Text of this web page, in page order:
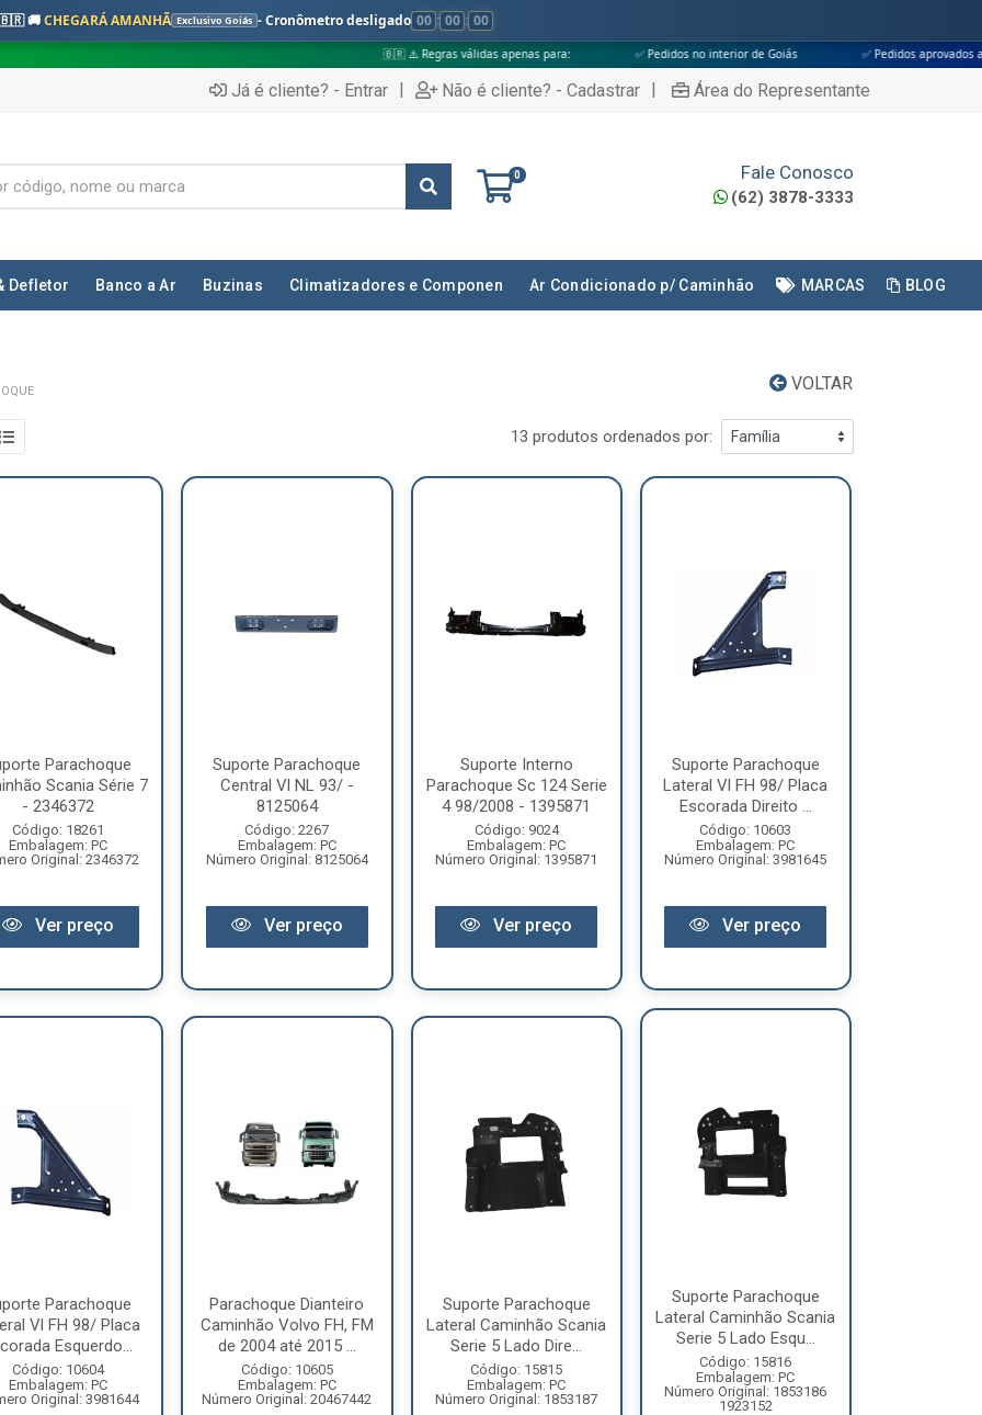
🚚CHEGARÁ AMANHÃ Exclusivo Goiás - Cronômetro desligado 00 : 00 : 00
🇧🇷 ⚠️ Regras válidas apenas para: ✅ Pedidos no interior de Goiás ✅ Pedidos aprovados até às 18h
Já é cliente? - Entrar | Não é cliente? - Cadastrar | Área do Representante
0 Fale Conosco
(62) 3878-3333
Defletor Banco a Ar Buzinas Climatizadores e Componen Ar Condicionado p/ Caminhão MARCAS BLOG
VOLTAR
13 produtos ordenados por:
Parachoque
Scania Série 7
- 2346372
Código: 18261
Embalagem: PC
Original: 2346372
Ver preço
Suporte Parachoque
Central Vl NL 93/ -
8125064
Código: 2267
Embalagem: PC
Número Original: 8125064
Ver preço
Suporte Interno
Parachoque Sc 124 Serie
4 98/2008 - 1395871
Código: 9024
Embalagem: PC
Número Original: 1395871
Ver preço
Suporte Parachoque
Lateral Vl FH 98/ Placa
Escorada Direito ...
Código: 10603
Embalagem: PC
Número Original: 3981645
Ver preço
Parachoque
Vl FH 98/ Placa
Esquerdo...
Código: 10604
Embalagem: PC
Original: 3981644
Parachoque Dianteiro
Caminhão Volvo FH, FM
de 2004 até 2015 ...
Código: 10605
Embalagem: PC
Número Original: 20467442
Suporte Parachoque
Lateral Caminhão Scania
Serie 5 Lado Dire...
Código: 15815
Embalagem: PC
Número Original: 1853187
Suporte Parachoque
Lateral Caminhão Scania
Serie 5 Lado Esqu...
Código: 15816
Embalagem: PC
Número Original: 1853186
1923152